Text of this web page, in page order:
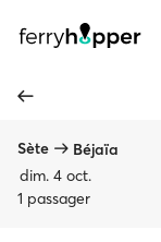
Sète
Béjaïa
dim. 4 oct.
1 passager